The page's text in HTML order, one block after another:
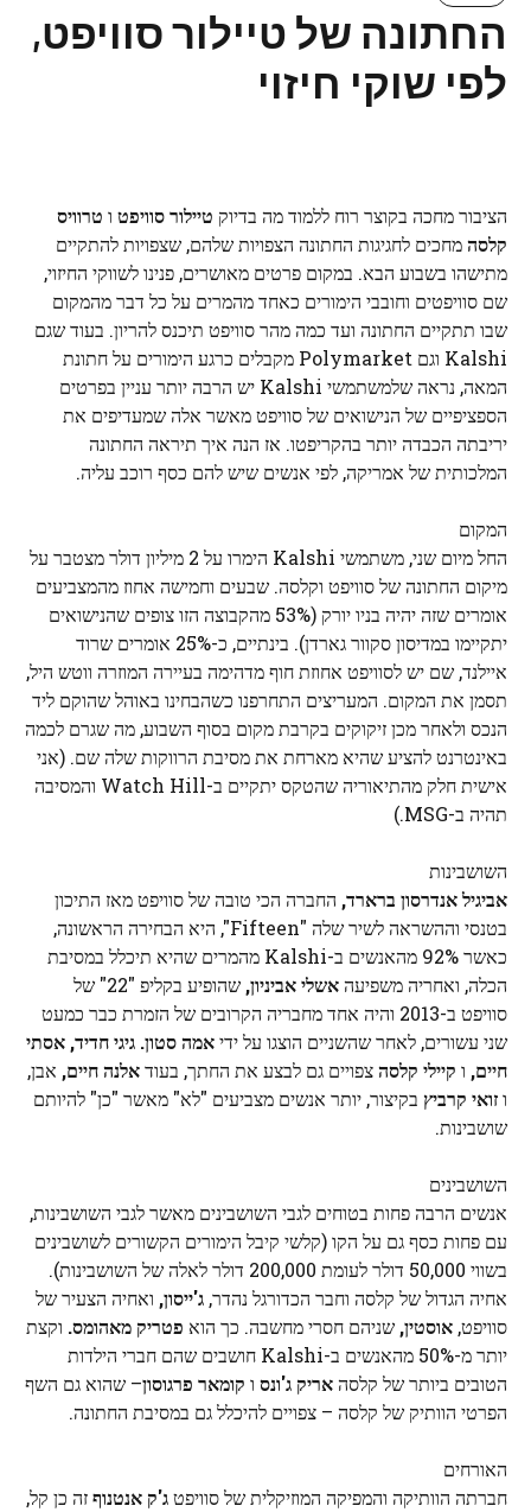
החתונה של טיילור סוויפט,
לפי שוקי חיזוי
הציבור מחכה בקוצר רוח ללמוד מה בדיוק טיילור סוויפט ו טרוויס
קלסהמחכים לחגיגות החתונה הצפויות שלהם, שצפויות להתקיים
מתישהו בשבוע הבא. במקום פרטים מאושרים, פנינו לשווקי החיזוי,
שם סוויפטים וחובבי הימורים כאחד מהמרים על כל דבר מהמקום
שבו תתקיים החתונה ועד כמה מהר סוויפט תיכנס להריון. בעוד שגם
Kalshi וגם Polymarket מקבלים כרגע הימורים על חתונת
המאה, נראה שלמשתמשי Kalshi יש הרבה יותר עניין בפרטים
הספציפיים של הנישואים של סוויפט מאשר אלה שמעדיפים את
יריבתה הכבדה יותר בהקריפטו. אז הנה איך תיראה החתונה
המלכותית של אמריקה, לפי אנשים שיש להם כסף רוכב עליה.
המקום
החל מיום שני, משתמשי Kalshi הימרו על 2 מיליון דולר מצטבר על
מיקום החתונה של סוויפט וקלסה. שבעים וחמישה אחוז מהמצביעים
אומרים שזה יהיה בניו יורק (53% מהקבוצה הזו צופים שהנישואים
יתקיימו במדיסון סקוור גארדן). בינתיים, כ-25% אומרים שרוד
איילנד, שם יש לסוויפט אחוזת חוף מדהימה בעיירה המוזרה ווטש היל,
תסמן את המקום. המעריצים התחרפנו כשהבחינו באוהל שהוקם ליד
הנכס ולאחר מכן זיקוקים בקרבת מקום בסוף השבוע, מה שגרם לכמה
באינטרנט להציע שהיא מארחת את מסיבת הרווקות שלה שם. (אני
אישית חלק מהתיאוריה שהטקס יתקיים ב-Watch Hill והמסיבה
תהיה ב-MSG.)
השושבינות
אביגיל אנדרסון ברארד, החברה הכי טובה של סוויפט מאז התיכון
בטנסי וההשראה לשיר שלה "Fifteen", היא הבחירה הראשונה,
כאשר 92% מהאנשים ב-Kalshi מהמרים שהיא תיכלל במסיבת
הכלה, ואחריה משפיעהאשלי אביניון,
שהופיע בקליפ "22" של
סוויפט ב-2013 והיה אחד מחבריה הקרובים של הזמרת כבר כמעט
שני עשורים, לאחר שהשניים הוצגו על ידיאמה סטון. גיגי חדיד, אסתי
חיים, ו קיילי קלסהצפויים גם לבצע את החתך, בעודאלנה חיים, אבן,
וזואי קרביץ בקיצור, יותר אנשים מצביעים "לא" מאשר "כן" להיותם
שושבינות.
השושבינים
אנשים הרבה פחות בטוחים לגבי השושבינים מאשר לגבי השושבינות,
עם פחות כסף גם על הקו (קלשי קיבל הימורים הקשורים לשושבינים
בשווי 50,000 דולר לעומת 200,000 דולר לאלה של השושבינות).
אחיה הגדול של קלסה וחבר הכדורגל נהדר, ג'ייסון, ואחיה הצעיר של
סוויפט, אוסטין, שניהם חסרי מחשבה. כך הוא פטריק מאהומס. וקצת
יותר מ-50% מהאנשים ב-Kalshi חושבים שהם חברי הילדות
הטובים ביותר של קלסהאריק ג'ונס ו קומאר פרגוסון– שהוא גם השף
הפרטי הוותיק של קלסה – צפויים להיכלל גם במסיבת החתונה.
האורחים
חברתה הוותיקה והמפיקה המוזיקלית של סוויפטג'ק אנטנוףזה כן קל,